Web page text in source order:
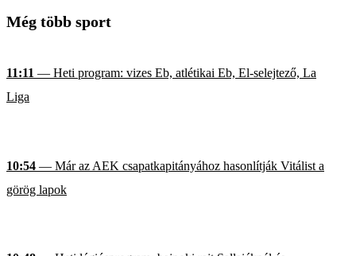
Még több sport
11:11 — Heti program: vizes Eb, atlétikai Eb, El-selejtező, La
Liga
10:54 — Már az AEK csapatkapitányához hasonlítják Vitálist a
görög lapok